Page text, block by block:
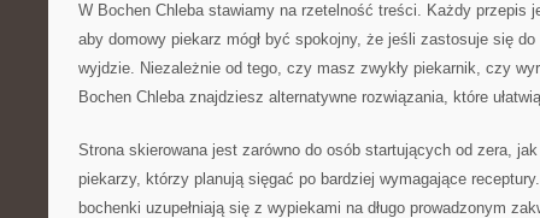
W Bochen Chleba stawiamy na rzetelność treści. Każdy przepis
aby domowy piekarz mógł być spokojny, że jeśli zastosuje się
wyjdzie. Niezależnie od tego, czy masz zwykły piekarnik, czy
Bochen Chleba znajdziesz alternatywne rozwiązania, które
Strona skierowana jest zarówno do osób startujących od zera,
piekarzy, którzy planują sięgać po bardziej wymagające
bochenki uzupełniają się z wypiekami na długo prowadzonym